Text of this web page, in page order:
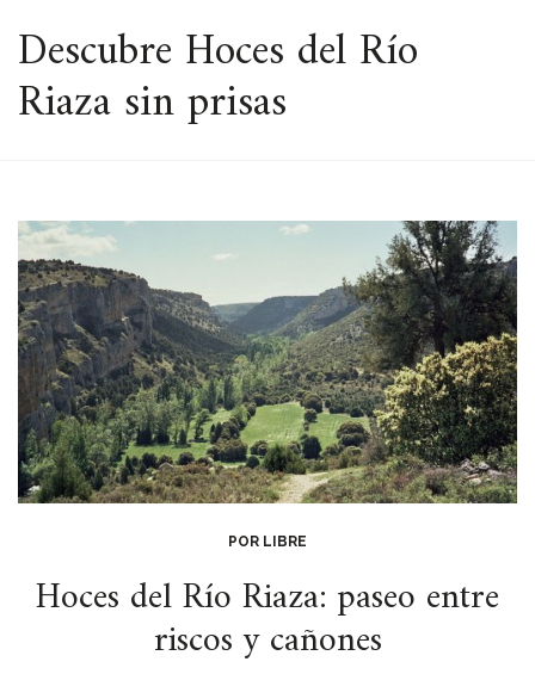
ESPACIO
Descubre Hoces del Río
Riaza sin prisas
POR LIBRE
Hoces del Río Riaza: paseo entre
riscos y cañones